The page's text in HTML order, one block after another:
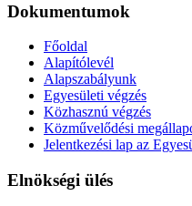
Dokumentumok
Főoldal
Alapítólevél
Alapszabályunk
Egyesületi végzés
Közhasznú végzés
Közművelődési
Jelentkezési lap az
Elnökségi ülés